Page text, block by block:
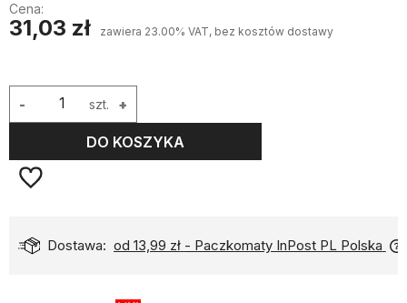
Cena:
31,03 zł zawiera 23.00% VAT, bez kosztów dostawy
szt. +
-
DO KOSZYKA
Dostawa: od 13,99 zł - Paczkomaty InPost PL Polska